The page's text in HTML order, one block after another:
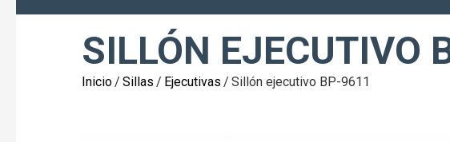
SILLÓN EJECUTIVO
Inicio/ Sillas / Ejecutivas / Sillón ejecutivo BP-9611